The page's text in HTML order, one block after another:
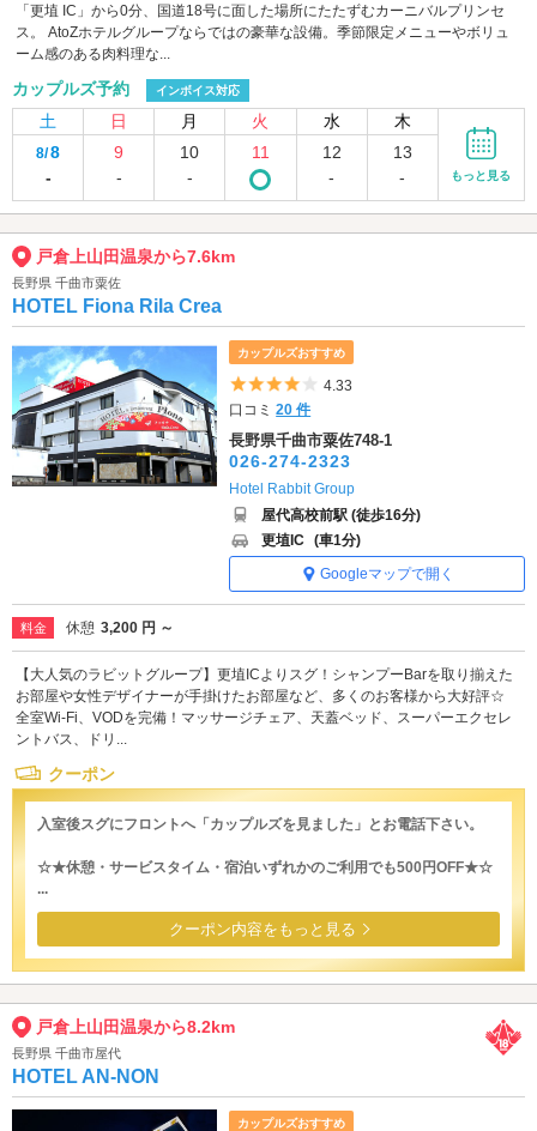
「更埴 IC」から0分、国道18号に面した場所にたたずむカーニバルプリンセ
ス。 AtoZホテルグループならではの豪華な設備。季節限定メニューやボリュ
ーム感のある肉料理な...
カップルズ予約 インボイス対応
土 日 月 火 水 木
8/8
-
9
-
10
-
11
12
-
13
-
もっと見る
戸倉上山田温泉から7.6km
長野県 千曲市粟佐
HOTEL Fiona Rila Crea
カップルズおすすめ
5つ星のうち4
4.33
口コミ20 件
長野県千曲市粟佐748-1
026-274-2323
Hotel Rabbit Group
屋代高校前駅 (徒歩16分)
更埴IC (車1分)
Googleマップで開く
料金 休憩 3,200 円 ～
【大人気のラビットグループ】更埴ICよりスグ！シャンプーBarを取り揃えた
お部屋や女性デザイナーが手掛けたお部屋など、多くのお客様から大好評☆
全室Wi-Fi、VODを完備！マッサージチェア、天蓋ベッド、スーパーエクセレ
ントバス、ドリ...
クーポン
入室後スグにフロントへ「カップルズを見ました」とお電話下さい。
☆★休憩・サービスタイム・宿泊いずれかのご利用でも500円OFF★☆
...
クーポン内容をもっと見る
戸倉上山田温泉から8.2km
長野県 千曲市屋代
HOTEL AN-NON
カップルズおすすめ